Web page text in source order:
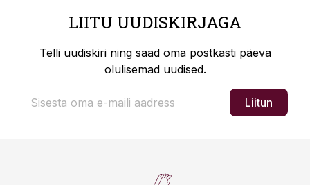
LIITU UUDISKIRJAGA
Telli uudiskiri ning saad oma postkasti päeva
olulisemad uudised.
Liitun